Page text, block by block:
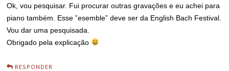
Ok, vou pesquisar. Fui procurar outras gravações e eu achei para
piano também. Esse ”esemble” deve ser da English Bach Festival.
Vou dar uma pesquisada.
Obrigado pela explicação
RESPONDER